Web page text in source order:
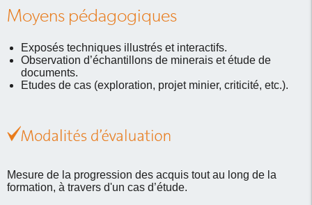
Moyens pédagogiques
Exposés techniques illustrés et interactifs.
Observation d’échantillons de minerais et étude de
documents.
Etudes de cas (exploration, projet minier, criticité, etc.).
Mesure de la progression des acquis tout au long de la
formation, à travers d'un cas d’étude.